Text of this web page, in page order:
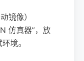
镜像）
仿真器”，放
境。